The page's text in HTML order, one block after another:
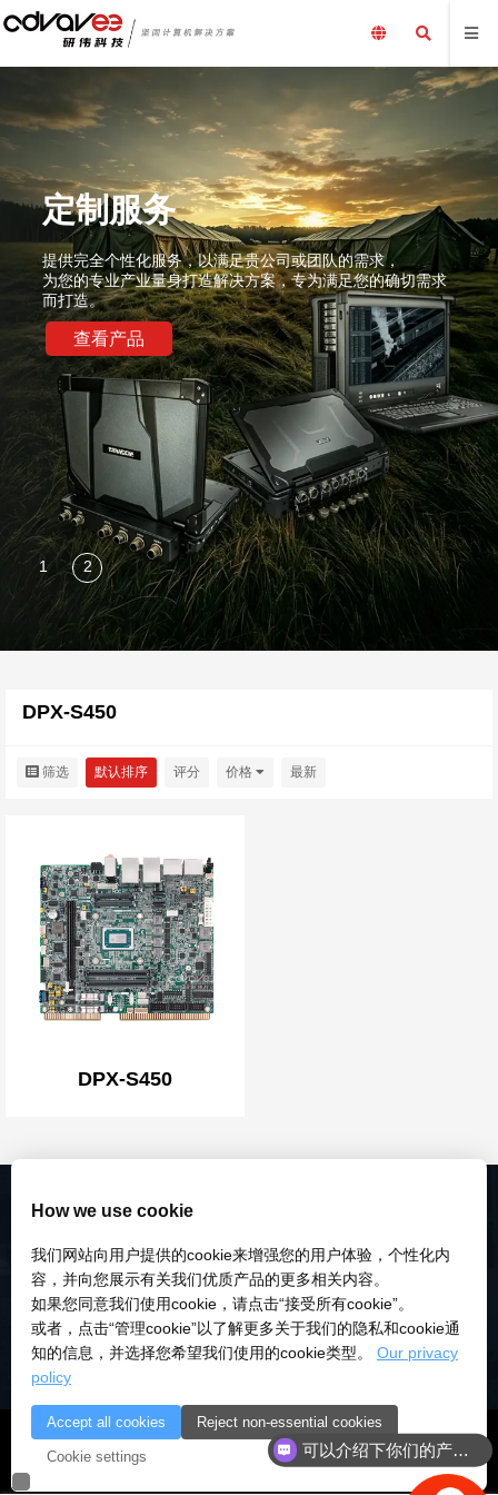
定制服务
提供完全个性化服务，以满足贵公司或团队的需求，
为您的专业产业量身打造解决方案，专为满足您的确切需求
而打造。
查看产品
DPX-S450
筛选 默认排序 评分 价格 最新
DPX-S450
© 2018-2026 深圳市研伟科技有限公司 版权所有 |粤ICP备
18028922号-3
粤公安备：10000
How we use cookie
我们网站向用户提供的cookie来增强您的用户体验，个性化内
容，并向您展示有关我们优质产品的更多相关内容。
如果您同意我们使用cookie，请点击“接受所有cookie”。
或者，点击“管理cookie”以了解更多关于我们的隐私和cookie通
知的信息，并选择您希望我们使用的cookie类型。 Our privacy
policy
Accept all cookies Reject non-essential cookies
Cookie settings 可以介绍下你们的产品么